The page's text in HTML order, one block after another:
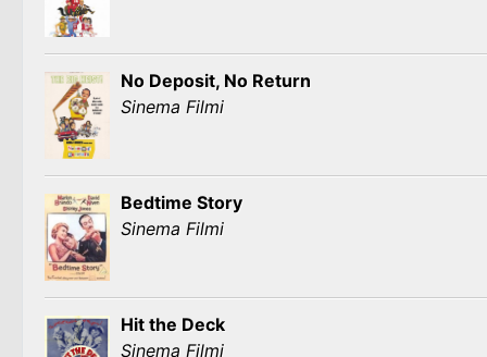
No Deposit, No Return
Sinema Filmi
Bedtime Story
Sinema Filmi
Hit the Deck
Sinema Filmi